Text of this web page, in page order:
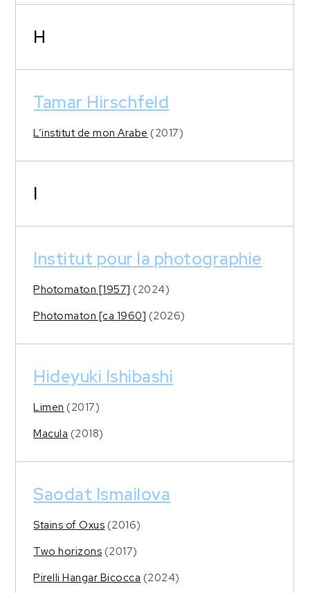
H
Tamar Hirschfeld
L’institut de mon Arabe (2017)
I
Institut pour la photographie
Photomaton [1957] (2024)
Photomaton [ca 1960] (2026)
Hideyuki Ishibashi
Limen (2017)
Macula (2018)
Saodat Ismailova
Stains of Oxus (2016)
Two horizons (2017)
Pirelli Hangar Bicocca (2024)